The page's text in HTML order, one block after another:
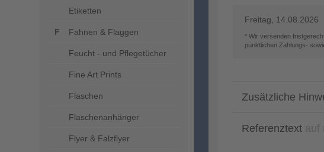
Etiketten
Fahnen & Flaggen
Feucht - und Pflegetücher
Fine Art Prints
Flaschen
Flaschenanhänger
Flyer & Falzflyer
Freitag, 14.08.2026
* Wir versenden
pünktlichen Zahlungs-
Zusätzliche
Referenztext